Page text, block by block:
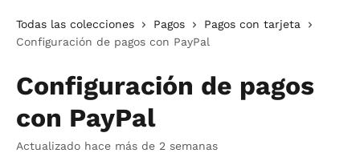
Todas las colecciones Pagos
Pagos con tarjeta
Configuración de pagos con PayPal
Configuración de pagos
con PayPal
Actualizado hace más de 2 semanas